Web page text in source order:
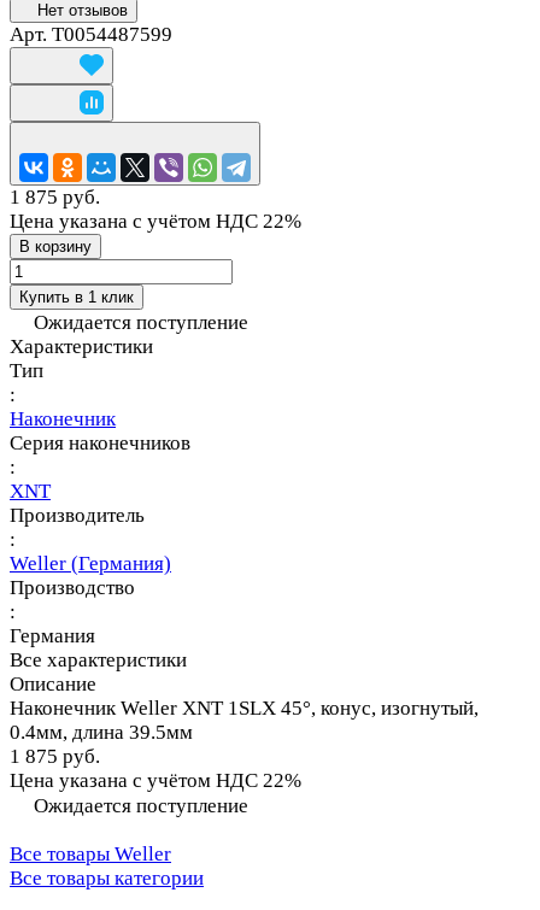
Нет отзывов
Арт. T0054487599
1 875 руб.
Цена указана с учётом НДС 22%
В корзину
Купить в 1 клик
Ожидается поступление
Характеристики
Тип
:
Наконечник
Серия наконечников
:
XNT
Производитель
:
Weller (Германия)
Производство
:
Германия
Все характеристики
Описание
Наконечник Weller XNT 1SLX 45°, конус, изогнутый,
0.4мм, длина 39.5мм
1 875 руб.
Цена указана с учётом НДС 22%
Ожидается поступление
Все товары Weller
Все товары категории